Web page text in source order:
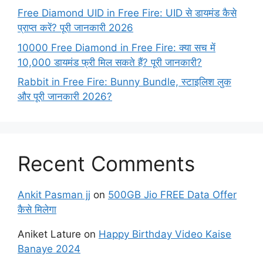
Free Diamond UID in Free Fire: UID से डायमंड कैसे
प्राप्त करें? पूरी जानकारी 2026
10000 Free Diamond in Free Fire: क्या सच में
10,000 डायमंड फ्री मिल सकते हैं? पूरी जानकारी?
Rabbit in Free Fire: Bunny Bundle, स्टाइलिश लुक
और पूरी जानकारी 2026?
Recent Comments
Ankit Pasman jj on 500GB Jio FREE Data Offer
कैसे मिलेगा
Aniket Lature on Happy Birthday Video Kaise
Banaye 2024